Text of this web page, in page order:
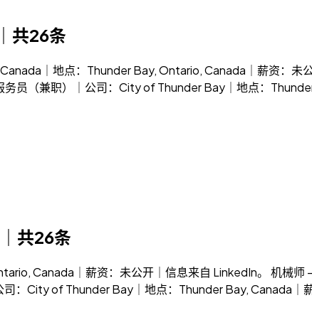
共26条
｜地点：Thunder Bay, Ontario, Canada｜薪资：未
员（兼职）｜公司：City of Thunder Bay｜地点：
共26条
Canada｜薪资：未公开｜信息来自 LinkedIn。 机械
司：City of Thunder Bay｜地点：Thunder Bay, Canada